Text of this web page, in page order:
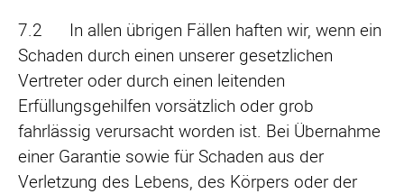
7.2 In allen übrigen Fällen haften wir, wenn ein
Schaden durch einen unserer gesetzlichen
Vertreter oder durch einen leitenden
Erfüllungsgehilfen vorsätzlich oder grob
fahrlässig verursacht worden ist. Bei Übernahme
einer Garantie sowie für Schaden aus der
Verletzung des Lebens, des Körpers oder der